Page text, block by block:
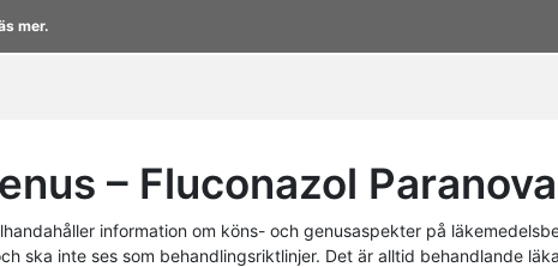
mer.
– Fluconazol Paranova
information om köns- och genusaspekter på
ska inte ses som behandlingsriktlinjer. Det är alltid behandlande